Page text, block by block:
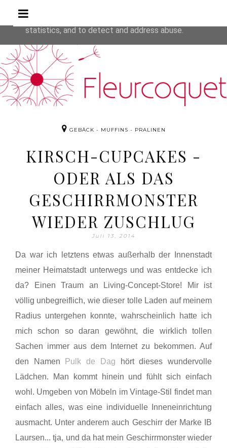
Rezepte
GEBÄCK - MUFFINS - PRALINEN
KIRSCH-CUPCAKES -
ODER ALS DAS
GESCHIRRMONSTER
WIEDER ZUSCHLUG
Juli 13, 2014
Da war ich letztens etwas außerhalb der Innenstadt
meiner Heimatstadt unterwegs und was entdecke ich
da? Einen Traum an Living-Concept-Store! Mir ist
völlig unbegreiflich, wie dieser tolle Laden auf meinem
Radius untergehen konnte, wahrscheinlich hatte ich
mich schon so daran gewöhnt, die wirklich tollen
Sachen immer aus dem Internet zu bekommen. Auf
den Namen
Pulk de Dag hört dieses wundervolle
Lädchen. Man kommt hinein und fühlt sich einfach
wohl. Umgeben von Möbeln im Vintage-Stil findet man
einfach alles, was eine individuelle Inneneinrichtung
ausmacht. Unter anderem auch Geschirr der Marke IB
Laursen... tja, und da hat mein Geschirrmonster wieder
This site uses cookies from Google to deliver its
statistics, and to detect and address abuse.